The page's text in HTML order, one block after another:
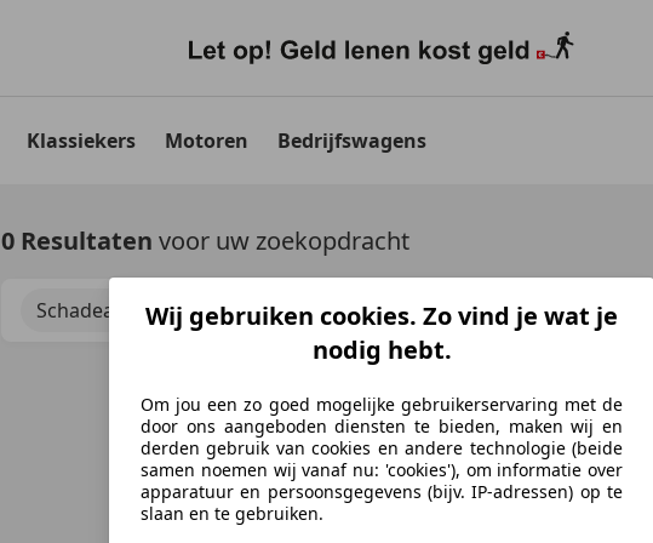
Klassiekers Motoren Bedrijfswagens
0 Resultaten voor uw zoekopdracht
Schadeauto's tonen
Ontdek vergelijkbare
Niet precies je zoekopdracht, maar misschien
Wij gebruiken cookies. Zo vind je wat je
nodig hebt.
Om jou een zo goed mogelijke gebruikerservaring met de
door ons aangeboden diensten te bieden, maken wij en
derden gebruik van cookies en andere technologie (beide
samen noemen wij vanaf nu: 'cookies'), om informatie over
apparatuur en persoonsgegevens (bijv. IP-adressen) op te
slaan en te gebruiken.